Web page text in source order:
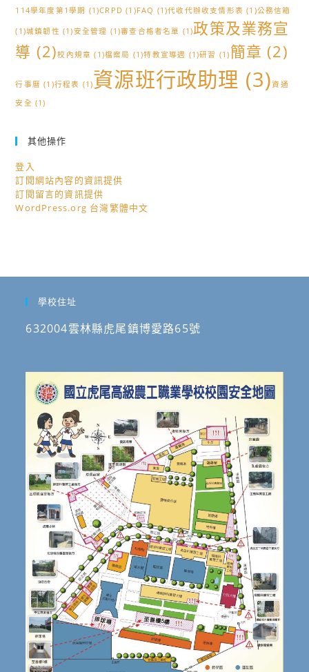
114學年度第1學期 (1)CRPD (1)FAQ (1)代收代辦收支情形表 (1)公務信箱
(1)城鎮韌性 (1)安全管理 (1)審查合格者名單 (1)政策及業務宣
導 (2)校內規章 (1)檔案局 (1)特教宣導週 (1)研習 (1) 簡章 (2)
行事曆 (1)行程表 (1)資源班行政助理 (3)資通
安全 (1)
其他操作
登入
訂閱網站內容的資訊提供
訂閱留言的資訊提供
WordPress.org 台灣繁體中文
學校住址
632004雲林縣虎尾鎮博愛路65號